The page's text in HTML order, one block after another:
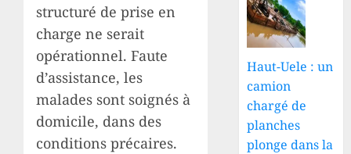
structuré de prise en
charge ne serait
opérationnel. Faute
d’assistance, les
malades sont soignés à
domicile, dans des
conditions précaires.
Haut-Uele : un
camion
chargé de
planches
plonge dans la